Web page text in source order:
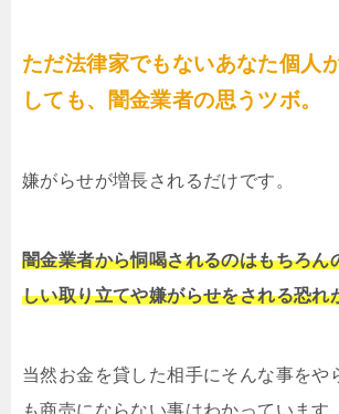
ただ法律家でもないあなた個人
しても、闇金業者の思うツボ。
嫌がらせが増長されるだけです。
闇金業者から恫喝されるのはもちろん
しい取り立てや嫌がらせをされる恐れ
当然お金を貸した相手にそんな事をや
も商売にならない事はわかっています。